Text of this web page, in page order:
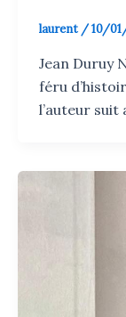
laurent /10/
Jean Duruy
féru
l’auteur suit